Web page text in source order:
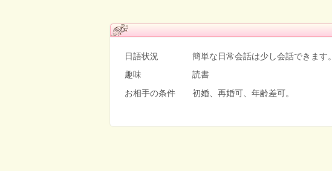
日語状況 簡単な日常会話は少し会話できます。
趣味 読書
お相手の条件 初婚、再婚可、年齢差可。